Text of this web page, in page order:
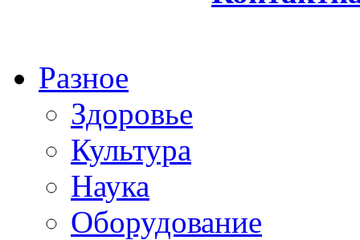
Разное
Здоровье
Культура
Наука
Оборудование